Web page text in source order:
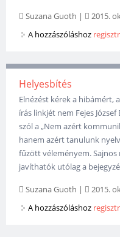
Suzana Guoth | 2015.
A hozzászóláshoz
Helyesbítés
Elnézést kérek a hibámért,
írás linkjét nem Fejes
szól a „Nem azért
hanem azért tanulunk
fűzött véleményem.
javíthatók utólag a
Suzana Guoth | 2015.
A hozzászóláshoz